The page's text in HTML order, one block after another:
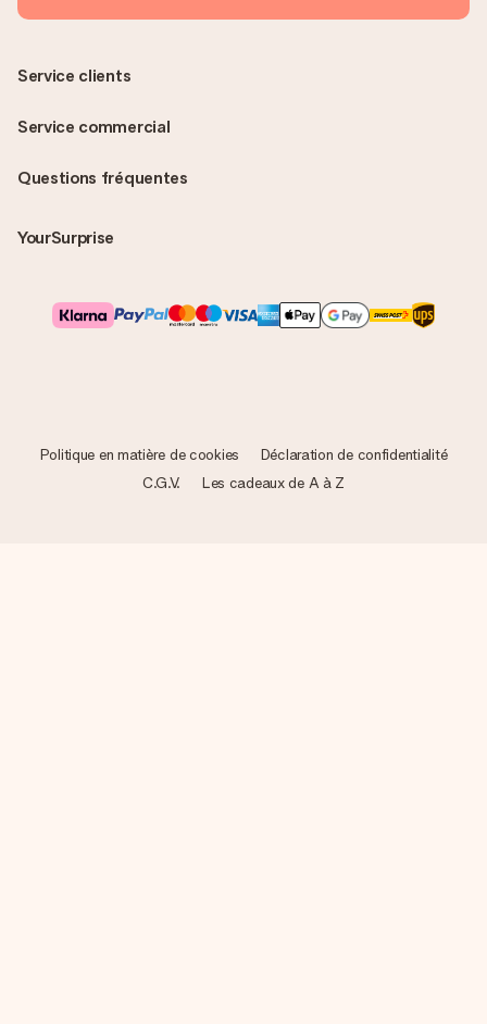
Questions fréquentes
YourSurprise
Service clients
Service commercial
Politique en matière de cookies
Déclaration de confidentialité
C.G.V.
Les cadeaux de A à Z